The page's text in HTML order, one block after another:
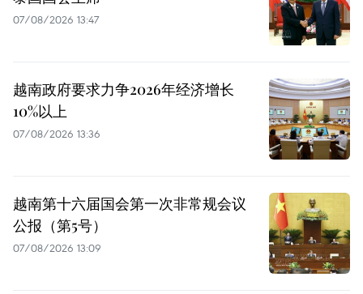
07/08/2026 13:47
越南政府要求力争2026年经济增长
10%以上
07/08/2026 13:36
越南第十六届国会第一次非常规会议
公报（第5号）
07/08/2026 13:09